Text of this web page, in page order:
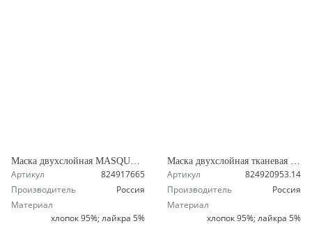
Маска двухслойная MASQUERADE тканевая с кармашком, бежевая с коричневым кантом
Артикул
824917665
Производитель
Россия
Материал
хлопок 95%; лайкра 5%
Маска двухслойная тканевая с кармашком, белая с белым кантом
Артикул
824920953.14
Производитель
Россия
Материал
хлопок 95%; лайкра 5%